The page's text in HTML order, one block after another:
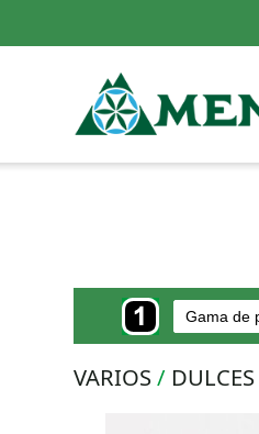
VARIOS / DULCES